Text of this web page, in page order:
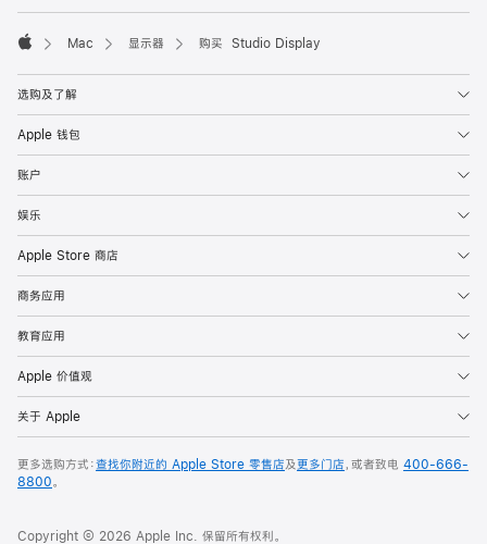
Mac 显示器 购买 Studio Display
选购及了解
Apple 钱包
账户
娱乐
Apple Store 商店
商务应用
教育应用
Apple 价值观
关于 Apple
更多选购方式：查找你附近的 Apple Store 零售店及更多门店，或者致电 400-666-
8800。
Copyright © 2026 Apple Inc. 保留所有权利。